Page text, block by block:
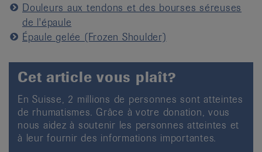
Douleurs aux tendons et des bourses séreuses
de l'épaule
Épaule gelée (Frozen Shoulder)
Cet article vous plaît?
En Suisse, 2 millions de personnes sont atteintes
de rhumatismes. Grâce à votre donation, vous
nous aidez à soutenir les personnes atteintes et
à leur fournir des informations importantes.